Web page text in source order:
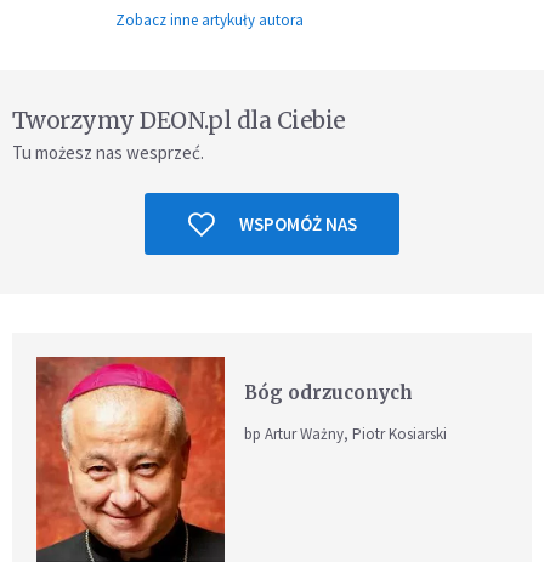
Zobacz inne artykuły autora
Tworzymy DEON.pl dla Ciebie
Tu możesz nas wesprzeć.
WSPOMÓŻ NAS
Bóg odrzuconych
bp Artur Ważny, Piotr Kosiarski